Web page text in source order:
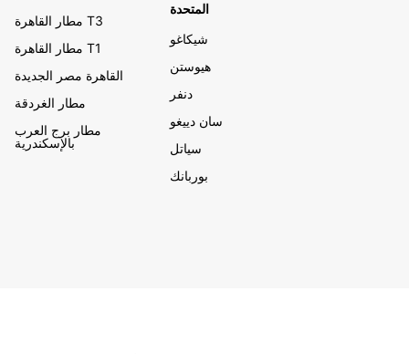
مطار القاهرة T3
مطار القاهرة T1
القاهرة مصر الجديدة
مطار الغردقة
مطار برج العرب
بالإسكندرية
المتحدة
شيكاغو
هيوستن
دنفر
سان دييغو
سياتل
بوربانك